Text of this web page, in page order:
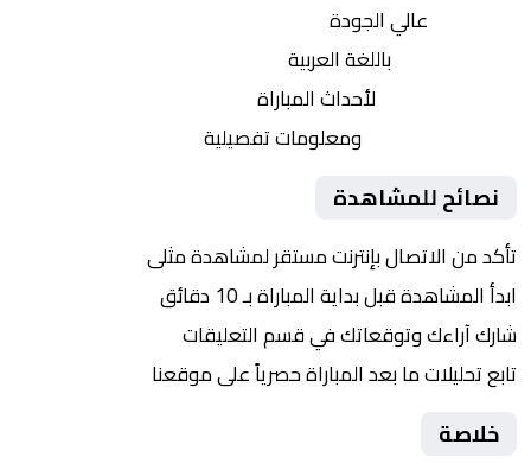
عالي الجودة
باللغة العربية
لأحداث المباراة
ومعلومات تفصيلية
نصائح للمشاهدة
تأكد من الاتصال بإنترنت مستقر لمشاهدة مثلى
ابدأ المشاهدة قبل بداية المباراة بـ 10 دقائق
شارك آراءك وتوقعاتك في قسم التعليقات
تابع تحليلات ما بعد المباراة حصرياً على موقعنا
خلاصة